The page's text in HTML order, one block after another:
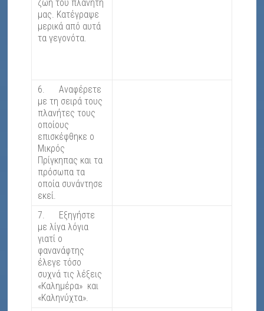
ζωή του πλανήτη
μας. Κατέγραψε
μερικά από αυτά
τα γεγονότα.
6. Αναφέρετε
με τη σειρά τους
πλανήτες τους
οποίους
επισκέφθηκε ο
Μικρός
Πρίγκηπας και τα
πρόσωπα τα
οποία συνάντησε
εκεί.
7. Εξηγήστε
με λίγα λόγια
γιατί ο
φανανάφτης
έλεγε τόσο
συχνά τις λέξεις
«Καλημέρα» και
«Καληνύχτα».